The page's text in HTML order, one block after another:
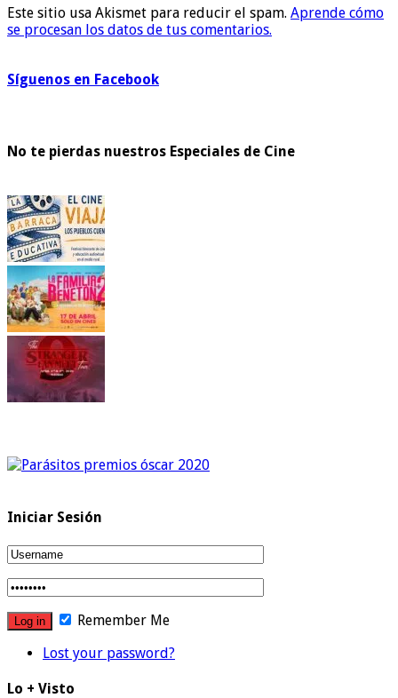
Este sitio usa Akismet para reducir el spam. Aprende cómo
se procesan los datos de tus comentarios.
Síguenos en Facebook
No te pierdas nuestros Especiales de Cine
Iniciar Sesión
Remember Me
Lost your password?
Lo + Visto